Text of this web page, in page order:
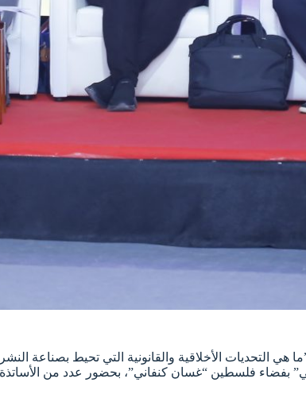
التحديات الأخلاقية والقانونية التي تحيط بصناعة
بفضاء فلسطين “غسان كنفاني”، بحضور عدد من